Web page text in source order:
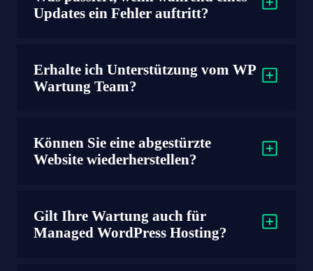
Updates ein Fehler auftritt?
Erhalte ich Unterstützung vom WP
Wartung Team?
Können Sie eine abgestürzte
Website wiederherstellen?
Gilt Ihre Wartung auch für
Managed WordPress Hosting?